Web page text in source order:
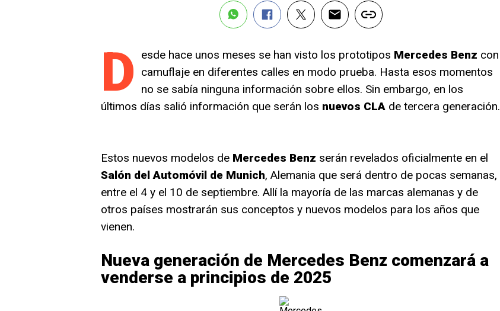
D esde hace unos meses se han visto los prototipos Mercedes Benz con
camuflaje en diferentes calles en modo prueba. Hasta esos momentos
no se sabía ninguna información sobre ellos. Sin embargo, en los
últimos días salió información que serán los nuevos CLAde tercera generación.
Estos nuevos modelos deMercedes Benz serán revelados oficialmente en el
Salón del Automóvil de Munich, Alemania que será dentro de pocas semanas,
entre el 4 y el 10 de septiembre. Allí la mayoría de las marcas alemanas y de
otros países mostrarán sus conceptos y nuevos modelos para los años que
vienen.
Nueva generación de Mercedes Benz comenzará a
venderse a principios de 2025